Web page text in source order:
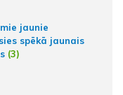
jaunie
spēkā jaunais
(3)